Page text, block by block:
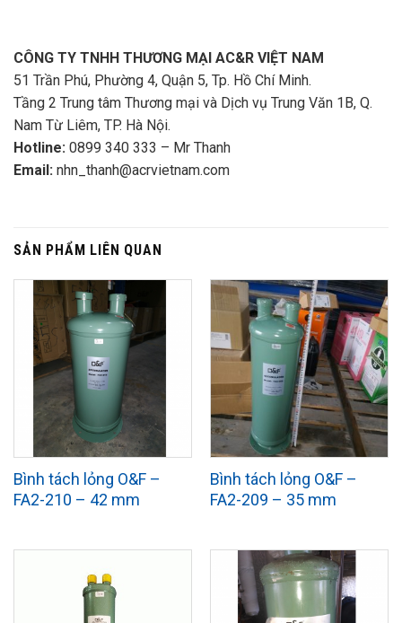
CÔNG TY TNHH THƯƠNG MẠI AC&R VIỆT NAM
51 Trần Phú, Phường 4, Quận 5, Tp. Hồ Chí Minh.
Tầng 2 Trung tâm Thương mại và Dịch vụ Trung Văn 1B, Q.
Nam Từ Liêm, TP. Hà Nội.
Hotline: 0899 340 333 – Mr Thanh
Email: nhn_thanh@acrvietnam.com
SẢN PHẨM LIÊN QUAN
Bình tách lỏng O&F –
FA2-210 – 42 mm
Bình tách lỏng O&F –
FA2-209 – 35 mm